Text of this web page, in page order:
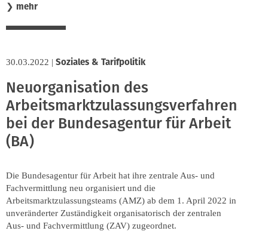
❯ mehr
30.03.2022 | Soziales & Tarifpolitik
Neuorganisation des
Arbeitsmarktzulassungsverfahrens
bei der Bundesagentur für Arbeit
(BA)
Die Bundesagentur für Arbeit hat ihre zentrale Aus- und
Fachvermittlung neu organisiert und die
Arbeitsmarktzulassungsteams (AMZ) ab dem 1. April 2022 in
unveränderter Zuständigkeit organisatorisch der zentralen
Aus- und Fachvermittlung (ZAV) zugeordnet.